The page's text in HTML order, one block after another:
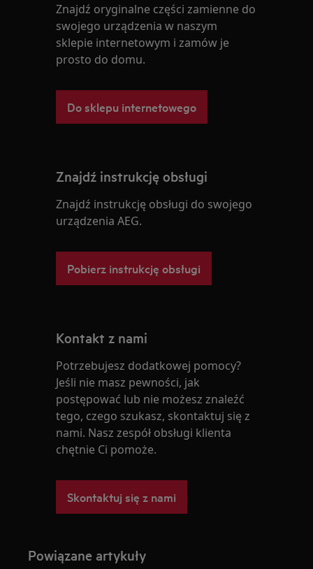
Znajdź oryginalne części zamienne do
swojego urządzenia w naszym
sklepie internetowym i zamów je
prosto do domu.
Do sklepu internetowego
Znajdź instrukcję obsługi
Znajdź instrukcję obsługi do swojego
urządzenia AEG.
Pobierz instrukcję obsługi
Kontakt z nami
Potrzebujesz dodatkowej pomocy?
Jeśli nie masz pewności, jak
postępować lub nie możesz znaleźć
tego, czego szukasz, skontaktuj się z
nami. Nasz zespół obsługi klienta
chętnie Ci pomoże.
Skontaktuj się z nami
Powiązane artykuły